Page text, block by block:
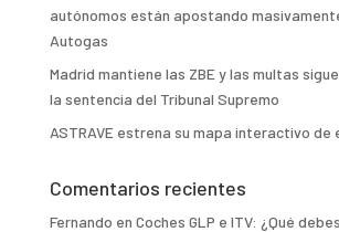
autónomos están apostando
Autogas
Madrid mantiene las ZBE y las multas
la sentencia del Tribunal Supremo
ASTRAVE estrena su mapa interactivo de
Comentarios recientes
Fernando en Coches GLP e ITV: ¿Qué